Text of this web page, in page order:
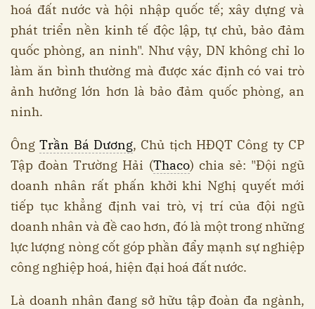
hoá đất nước và hội nhập quốc tế; xây dựng và
phát triển nền kinh tế độc lập, tự chủ, bảo đảm
quốc phòng, an ninh". Như vậy, DN không chỉ lo
làm ăn bình thường mà được xác định có vai trò
ảnh hưởng lớn hơn là bảo đảm quốc phòng, an
ninh.
ÔngTrần Bá Dương, Chủ tịch HĐQT Công ty CP
Tập đoàn Trường Hải (Thaco) chia sẻ: "Đội ngũ
doanh nhân rất phấn khởi khi Nghị quyết mới
tiếp tục khẳng định vai trò, vị trí của đội ngũ
doanh nhân và đề cao hơn, đó là một trong những
lực lượng nòng cốt góp phần đẩy mạnh sự nghiệp
công nghiệp hoá, hiện đại hoá đất nước.
Là doanh nhân đang sở hữu tập đoàn đa ngành,